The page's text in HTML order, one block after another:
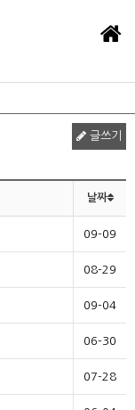
글쓰기
날짜
09-09
08-29
09-04
06-30
07-28